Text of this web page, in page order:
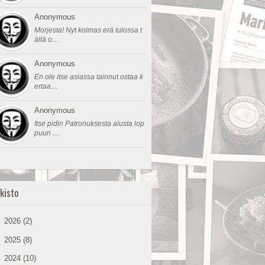
Anonymous
Morjesta! Nyt kolmas erä tulossa t
ällä o…
Anonymous
En ole itse asiassa tainnut ostaa k
ertaa…
Anonymous
Itse pidin Patronuksesta alusta lop
puun …
2026 (2)
2025 (8)
2024 (10)